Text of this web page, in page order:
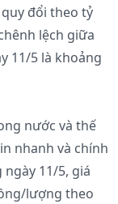
đổi theo tỷ
lệch giữa
11/5 là khoảng
nước và thế
nhanh và chính
ngày 11/5, giá
lượng theo